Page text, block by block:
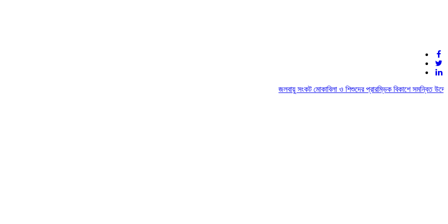
জলবায়ু সংকট মোকাবিলা ও শিশুদের প্রারম্ভিক বিকাশে সমন্বিত